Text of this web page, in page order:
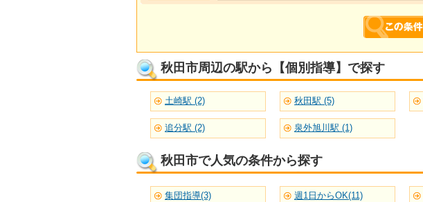
秋田市周辺の駅から【個別指導】で探す
土崎駅 (2) 秋田駅 (5)
追分駅 (2) 泉外旭川駅 (1)
秋田市で人気の条件から探す
集団指導(3) 週1日からOK(11)